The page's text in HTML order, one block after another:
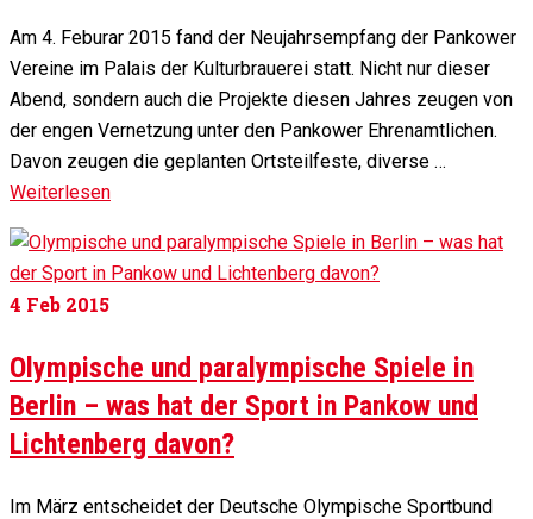
Am 4. Feburar 2015 fand der Neujahrsempfang der Pankower
Vereine im Palais der Kulturbrauerei statt. Nicht nur dieser
Abend, sondern auch die Projekte diesen Jahres zeugen von
der engen Vernetzung unter den Pankower Ehrenamtlichen.
Davon zeugen die geplanten Ortsteilfeste, diverse …
Weiterlesen
4 Feb 2015
Olympische und paralympische Spiele in
Berlin – was hat der Sport in Pankow und
Lichtenberg davon?
Im März entscheidet der Deutsche Olympische Sportbund